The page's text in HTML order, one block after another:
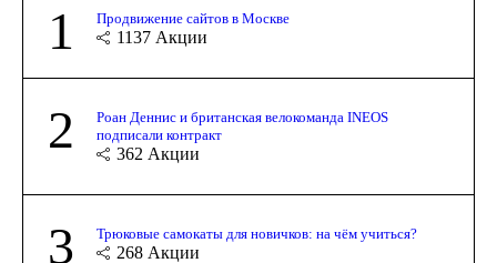
1 Продвижение сайтов в Москве
1137 Акции
2
Роан Деннис и британская велокоманда INEOS
подписали контракт
362 Акции
3 Трюковые самокаты для новичков: на чём учиться?
268 Акции